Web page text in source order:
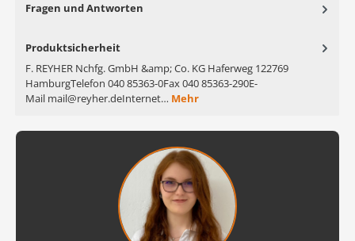
Fragen und Antworten
Produktsicherheit
F. REYHER Nchfg. GmbH &amp; Co. KG Haferweg 122769
HamburgTelefon 040 85363-0Fax 040 85363-290E-
Mail mail@reyher.deInternet… Mehr